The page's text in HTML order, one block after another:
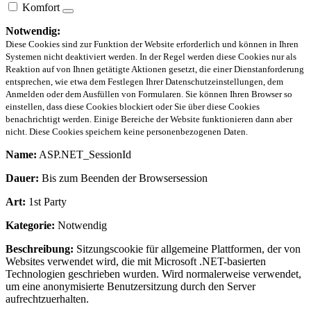
Komfort
Notwendig:
Diese Cookies sind zur Funktion der Website erforderlich und können in Ihren
Systemen nicht deaktiviert werden. In der Regel werden diese Cookies nur als
Reaktion auf von Ihnen getätigte Aktionen gesetzt, die einer Dienstanforderung
entsprechen, wie etwa dem Festlegen Ihrer Datenschutzeinstellungen, dem
Anmelden oder dem Ausfüllen von Formularen. Sie können Ihren Browser so
einstellen, dass diese Cookies blockiert oder Sie über diese Cookies
benachrichtigt werden. Einige Bereiche der Website funktionieren dann aber
nicht. Diese Cookies speichern keine personenbezogenen Daten.
Name: ASP.NET_SessionId
Dauer: Bis zum Beenden der Browsersession
Art: 1st Party
Kategorie: Notwendig
Beschreibung: Sitzungscookie für allgemeine Plattformen, der von
Websites verwendet wird, die mit Microsoft .NET-basierten
Technologien geschrieben wurden. Wird normalerweise verwendet,
um eine anonymisierte Benutzersitzung durch den Server
aufrechtzuerhalten.